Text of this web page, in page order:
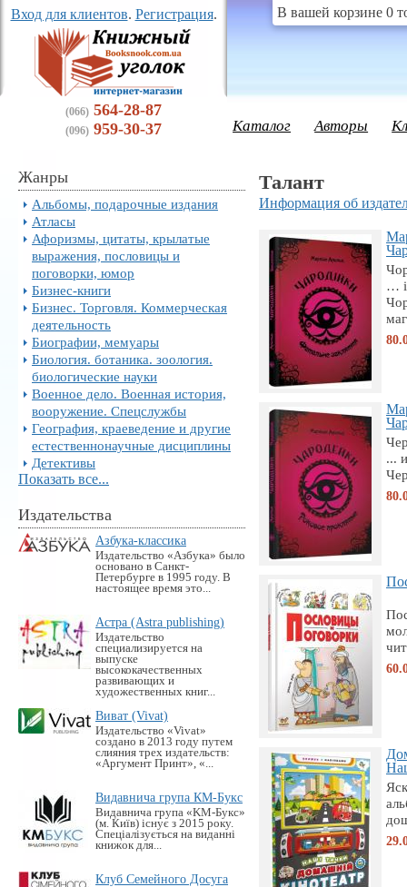
Вход для клиентов. Регистрация.
(066) 564-28-87
(096) 959-30-37
В вашей корзине 0
Каталог Авторы
Жанры
Альбомы, подарочные издания
Атласы
Афоризмы, цитаты, крылатые
выражения, пословицы и
поговорки, юмор
Бизнес-книги
Бизнес. Торговля. Коммерческая
деятельность
Биографии, мемуары
Биология. ботаника. зоология.
биологические науки
Военное дело. Военная история,
вооружение. Спецслужбы
География, краеведение и другие
естественнонаучные дисциплины
Детективы
Показать все...
Издательства
Азбука-классика
Издательство «Азбука» было
основано в Санкт-
Петербурге в 1995 году. В
настоящее время это...
Астра (Astra publishing)
Издательство
специализируется на
выпуске
высококачественных
развивающих и
художественных книг...
Виват (Vivat)
Издательство «Vivat»
создано в 2013 году путем
слияния трех издательств:
«Аргумент Принт», «...
Видавнича група КМ-Букс
Видавнича група «KM-Букс»
(м. Київ) існує з 2015 року.
Спеціалізується на виданні
книжок для...
Клуб Семейного Досуга
Талант
Информация об
… і
...